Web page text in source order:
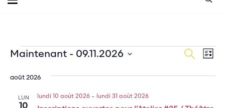
Évènements
et
Recherche
Liste
Maintenant - 09.11.2026
une
août 2026
LUN
10
lundi 10 août 2026– lundi 31 août 2026